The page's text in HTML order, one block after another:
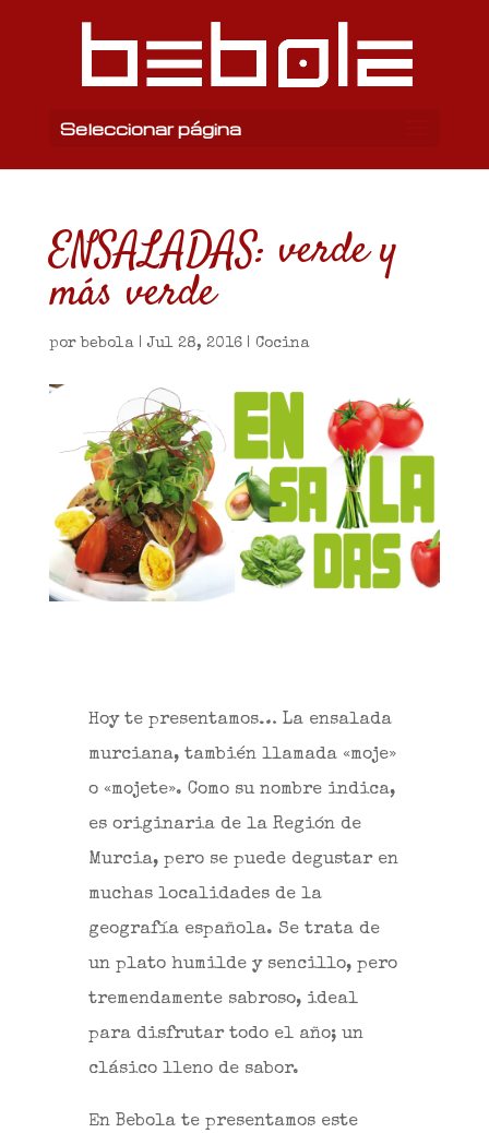
Seleccionar página
ENSALADAS: verde y
más verde
por bebola|Jul 28, 2016| Cocina
Hoy te presentamos… La ensalada
murciana, también llamada «moje»
o «mojete». Como su nombre indica,
es originaria de la Región de
Murcia, pero se puede degustar en
muchas localidades de la
geografía española. Se trata de
un plato humilde y sencillo, pero
tremendamente sabroso, ideal
para disfrutar todo el año; un
clásico lleno de sabor.
En Bebola te presentamos este